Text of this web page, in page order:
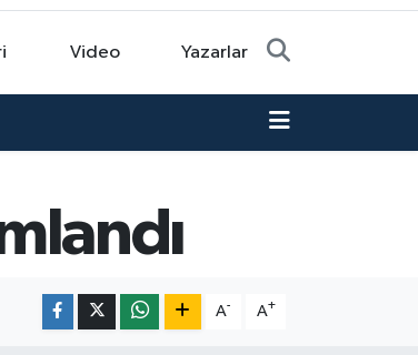
Video Yazarlar
A- A+